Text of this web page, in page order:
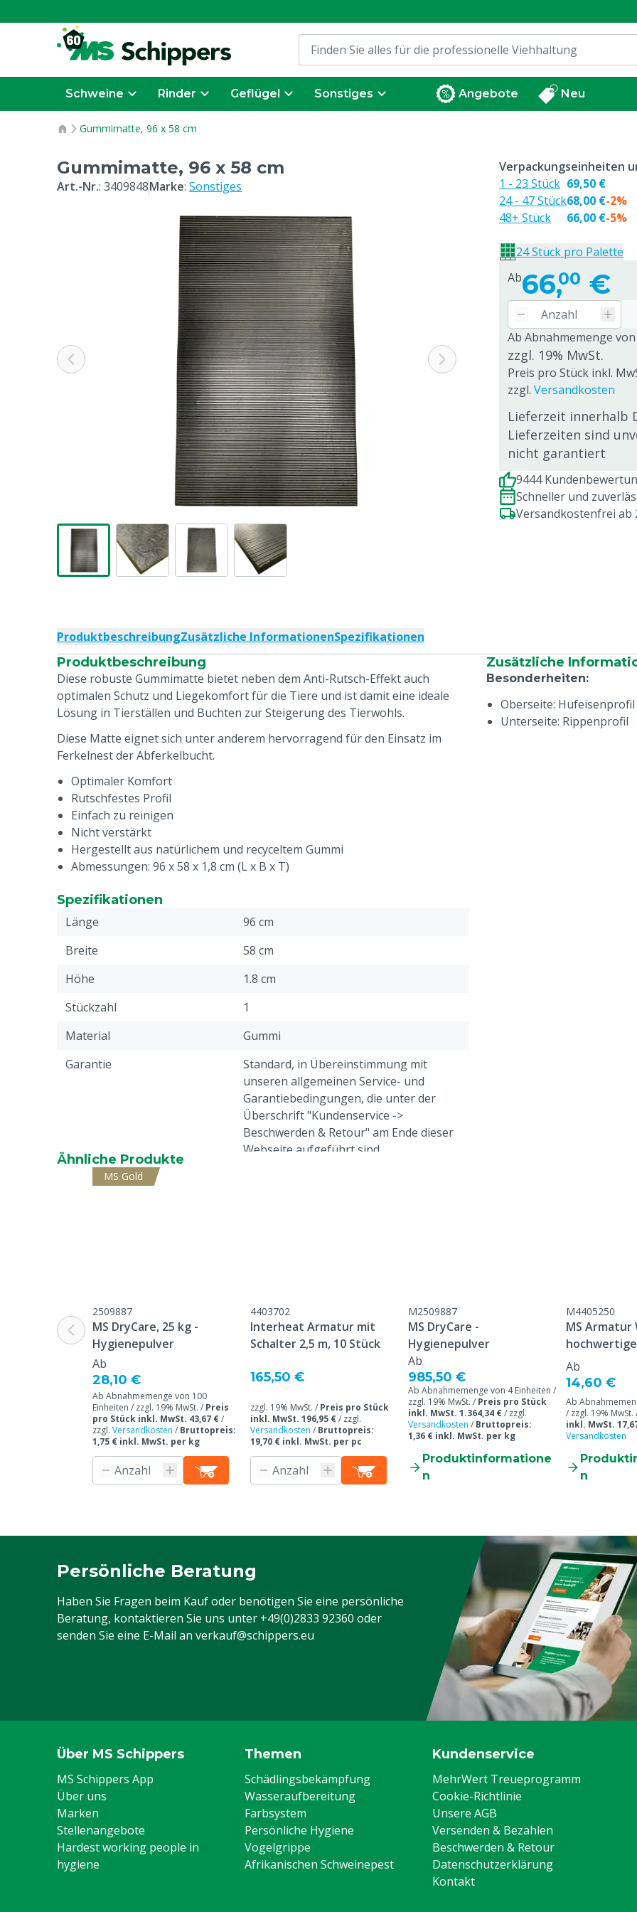
Schweine Rinder Geflügel Sonstiges Angebote Neu
Gummimatte, 96 x 58 cm
Gummimatte, 96 x 58 cm
Art.-Nr.: 3409848Marke: Sonstiges
Ab66,00 €
Ab Abnahmemenge von
zzgl. 19% MwSt.
Preis pro Stück inkl.
zzgl. Versandkosten
Lieferzeit innerhalb
Lieferzeiten sind
nicht garantiert
Verpackungseinheiten
1 - 23 Stück
24 - 47 Stück
48+ Stück
69,50 €
68,00 €
66,00 €
-2%
-5%
24 Stück pro Palette
9444
Schneller und
Versandkostenfrei ab
ProduktbeschreibungZusätzliche InformationenSpezifikationen
Produktbeschreibung
Diese robuste Gummimatte bietet neben dem Anti-Rutsch-Effekt auch
optimalen Schutz und Liegekomfort für die Tiere und ist damit eine ideale
Lösung in Tierställen und Buchten zur Steigerung des Tierwohls.
Diese Matte eignet sich unter anderem hervorragend für den Einsatz im
Ferkelnest der Abferkelbucht.
Optimaler Komfort
Rutschfestes Profil
Einfach zu reinigen
Nicht verstärkt
Hergestellt aus natürlichem und recyceltem Gummi
Abmessungen: 96 x 58 x 1,8 cm (L x B x T)
Zusätzliche
Besonderheiten:
Oberseite: Hufeisenprofil
Unterseite: Rippenprofil
Spezifikationen
Länge
96 cm
Breite
58 cm
Höhe
1.8 cm
Stückzahl
1
Material
Gummi
Garantie
Standard, in Übereinstimmung mit
unseren allgemeinen Service- und
Garantiebedingungen, die unter der
Überschrift "Kundenservice ->
Beschwerden & Retour" am Ende dieser
Webseite aufgeführt sind.
Gewicht
Ähnliche Produkte
MS Gold
2509887
MS DryCare, 25 kg -
Hygienepulver
Ab
28,10 €
Ab Abnahmemenge von 100
Einheiten / zzgl. 19% MwSt. / Preis
pro Stück inkl. MwSt. 43,67 €/
zzgl. Versandkosten / Bruttopreis:
1,75 € inkl. MwSt. per kg
4403702
Interheat Armatur mit
Schalter 2,5 m, 10 Stück
165,50 €
zzgl. 19% MwSt. / Preis pro Stück
inkl. MwSt. 196,95 €/ zzgl.
Versandkosten / Bruttopreis:
19,70 € inkl. MwSt. per pc
M2509887
MS DryCare -
Hygienepulver
Ab
985,50 €
Ab Abnahmemenge von 4 Einheiten /
zzgl. 19% MwSt. / Preis pro Stück
inkl. MwSt. 1.364,34 €/ zzgl.
Versandkosten / Bruttopreis:
1,36 € inkl. MwSt. per kg
Produktinformatione
n
M4405250
MS Armatur Wärmelampe
Ab
14,60 €
Ab
/ zzgl. 19%
inkl. MwSt.
Versandkosten
n
Persönliche Beratung
Haben Sie Fragen beim Kauf oder benötigen Sie eine persönliche
Beratung, kontaktieren Sie uns unter +49(0)2833 92360 oder
senden Sie eine E-Mail an verkauf@schippers.eu
Über MS Schippers
MS Schippers App
Über uns
Marken
Stellenangebote
Hardest working people in
hygiene
Themen
Schädlingsbekämpfung
Wasseraufbereitung
Farbsystem
Persönliche Hygiene
Vogelgrippe
Afrikanischen Schweinepest
Kundenservice
MehrWert Treueprogramm
Cookie-Richtlinie
Unsere AGB
Versenden & Bezahlen
Beschwerden & Retour
Datenschutzerklärung
Kontakt